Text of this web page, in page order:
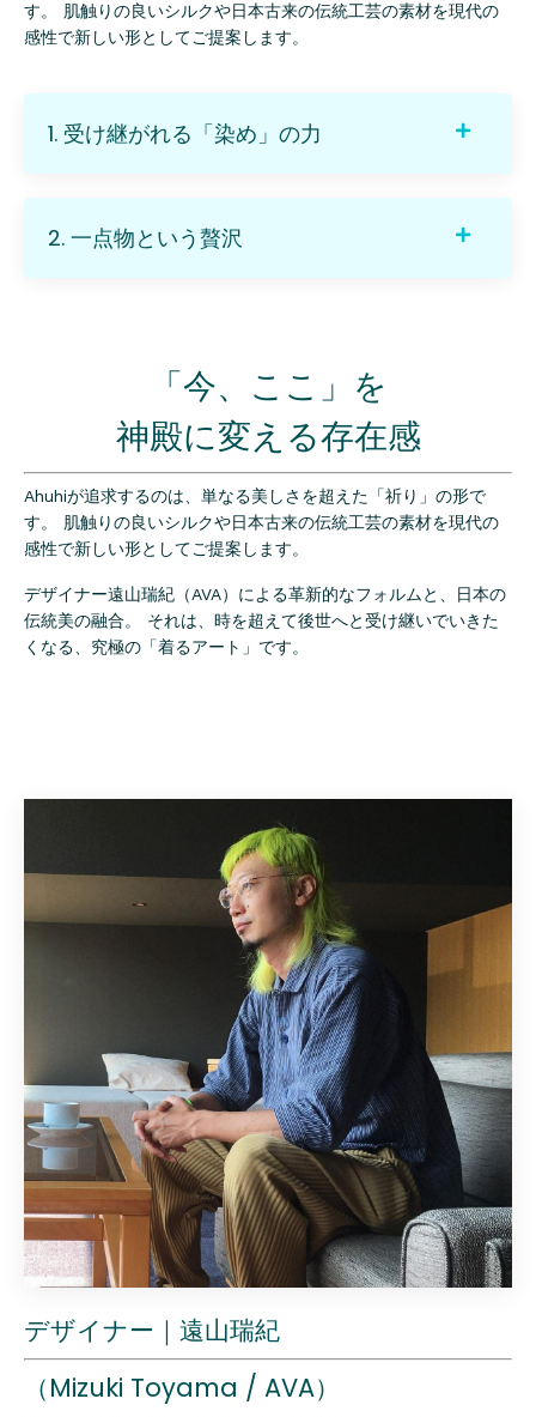
す。 肌触りの良いシルクや日本古来の伝統工芸の素材を現代の
感性で新しい形としてご提案します。
1. 受け継がれる「染め」の力
2. 一点物という贅沢
「今、ここ」を
神殿に変える存在感
Ahuhiが追求するのは、単なる美しさを超えた「祈り」の形で
す。 肌触りの良いシルクや日本古来の伝統工芸の素材を現代の
感性で新しい形としてご提案します。
デザイナー遠山瑞紀（AVA）による革新的なフォルムと、日本の
伝統美の融合。 それは、時を超えて後世へと受け継いでいきた
くなる、究極の「着るアート」です。
デザイナー｜遠山瑞紀
（Mizuki Toyama / AVA）